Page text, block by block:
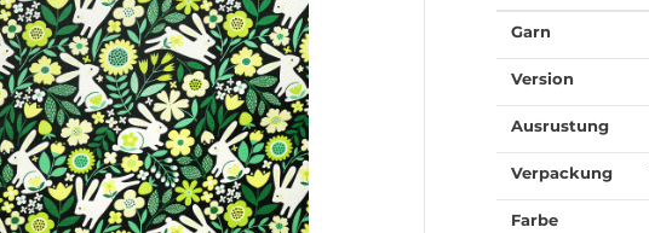
Garn
Version
Ausrustung
Verpackung
Farbe